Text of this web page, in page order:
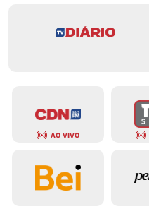
AO VIVO